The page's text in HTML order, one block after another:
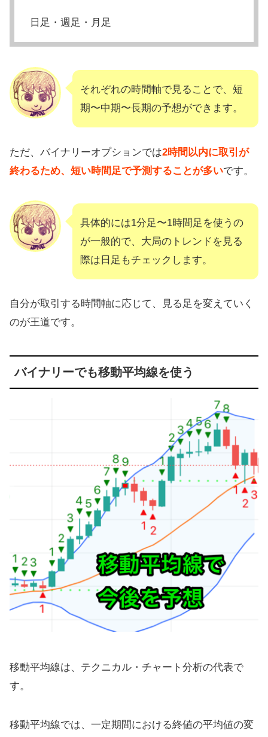
日足・週足・月足
それぞれの時間軸で見ることで、短
期〜中期〜長期の予想ができます。
ただ、バイナリーオプションでは2時間以内に取引が
終わるため、短い時間足で予測することが多いです。
具体的には1分足〜1時間足を使うの
が一般的で、大局のトレンドを見る
際は日足もチェックします。
自分が取引する時間軸に応じて、見る足を変えていく
のが王道です。
バイナリーでも移動平均線を使う
移動平均線は、テクニカル・チャート分析の代表で
す。
移動平均線では、一定期間における終値の平均値の変